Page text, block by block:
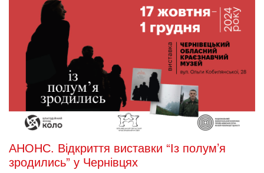
АНОНС. Відкриття виставки “Із полум’я
зродились” у Чернівцях